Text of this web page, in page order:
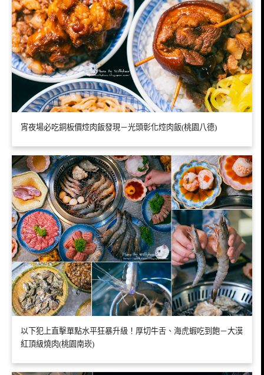
宵夜場必吃銅板價焢肉飯發現－光頭彰化焢肉飯(桃園八德)
以下犯上直擊單點水平狂暴升級！厚切牛舌、海虎蝦吃到飽－大漠
紅頂級燒肉(桃園南崁)